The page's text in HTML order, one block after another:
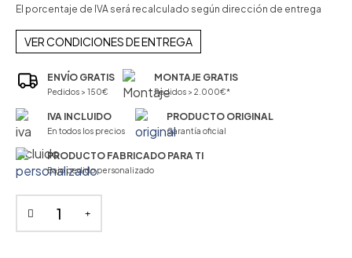
El porcentaje de IVA será recalculado según dirección de entrega
VER CONDICIONES DE ENTREGA
ENVÍO GRATIS
Pedidos > 150€
MONTAJE GRATIS
Pedidos > 2.000€*
IVA INCLUIDO
En todos los precios
PRODUCTO ORIGINAL
Garantía oficial
PRODUCTO FABRICADO PARA TI
Bajo pedido personalizado